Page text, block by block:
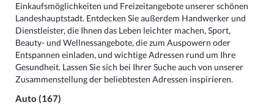
Einkaufsmöglichkeiten und Freizeitangebote unserer schönen
Landeshauptstadt. Entdecken Sie außerdem Handwerker und
Dienstleister, die Ihnen das Leben leichter machen, Sport,
Beauty- und Wellnessangebote, die zum Auspowern oder
Entspannen einladen, und wichtige Adressen rund um Ihre
Gesundheit. Lassen Sie sich bei Ihrer Suche auch von unserer
Zusammenstellung der beliebtesten Adressen inspirieren.
Auto (167)